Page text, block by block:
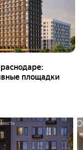
площадь»
«Лента»
«Западный» — за
Для
паркинг на 2
площадки